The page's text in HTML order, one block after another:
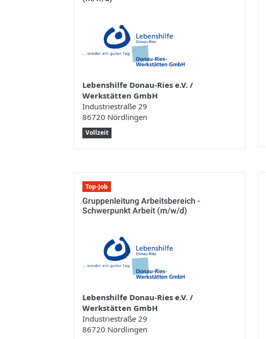
Lebenshilfe Donau-Ries e.V. /
Werkstätten GmbH
Industriestraße 29
86720 Nördlingen
Vollzeit
Top-Job
Gruppenleitung Arbeitsbereich -
Schwerpunkt Arbeit (m/w/d)
Lebenshilfe Donau-Ries e.V. /
Werkstätten GmbH
Industriestraße 29
86720 Nördlingen